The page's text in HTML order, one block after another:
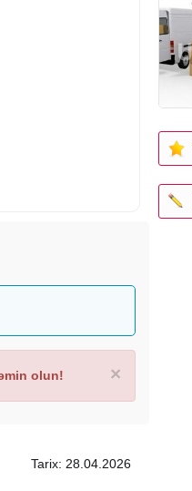
×
olun!
Tarix: 28.04.2026